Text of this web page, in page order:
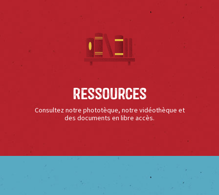
Ressources
Consultez notre phototèque, notre vidéothèque et
des documents en libre accès.